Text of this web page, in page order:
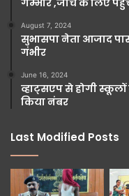
August 7, 2024
सुभासपा नेता आजाद
गंभीर
June 16, 2024
व्हाट्सएप से होगी स्कूलों
किया नंबर
Last Modified Posts